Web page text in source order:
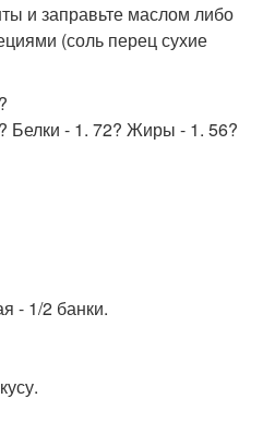
и заправьте маслом либо
(соль перец сухие
Белки - 1. 72? Жиры - 1. 56?
- 1/2 банки.